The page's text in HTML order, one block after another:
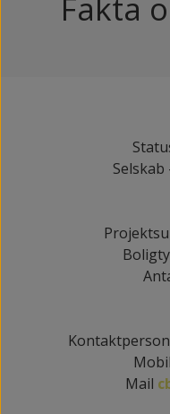
Fakta
Selskab
Kontaktperson
Mobil
Mail